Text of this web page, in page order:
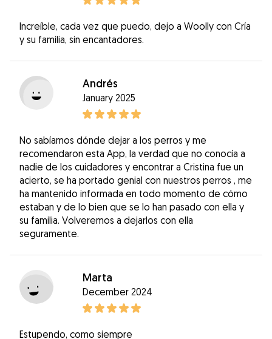
Increíble, cada vez que puedo, dejo a Woolly con Cría
y su familia, sin encantadores.
Andrés
January 2025
No sabíamos dónde dejar a los perros y me
recomendaron esta App, la verdad que no conocía a
nadie de los cuidadores y encontrar a Cristina fue un
acierto, se ha portado genial con nuestros perros , me
ha mantenido informada en todo momento de cómo
estaban y de lo bien que se lo han pasado con ella y
su familia. Volveremos a dejarlos con ella
seguramente.
Marta
December 2024
Estupendo, como siempre